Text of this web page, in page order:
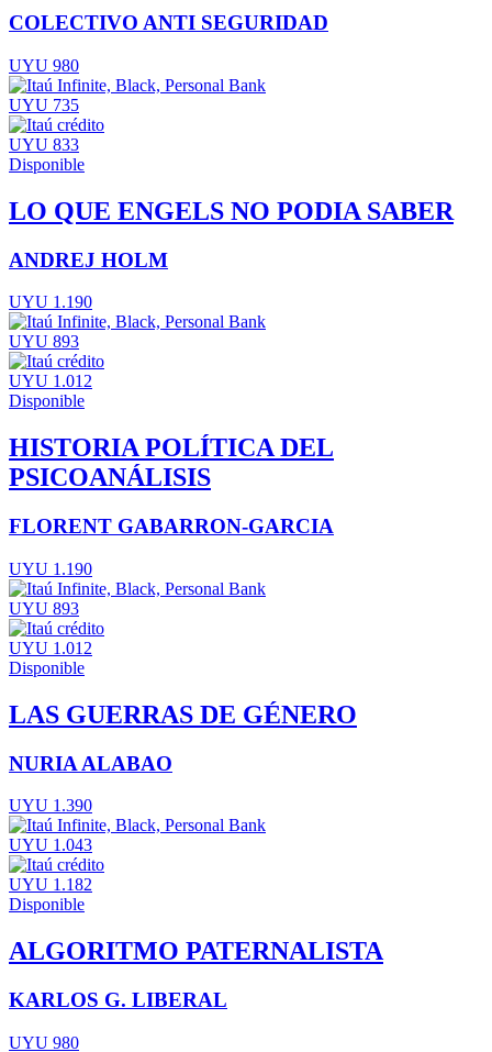
COLECTIVO ANTI SEGURIDAD
UYU 980
UYU 735
UYU 833
Disponible
LO QUE ENGELS NO PODIA SABER
ANDREJ HOLM
UYU 1.190
UYU 893
UYU 1.012
Disponible
HISTORIA POLÍTICA DEL
PSICOANÁLISIS
FLORENT GABARRON-GARCIA
UYU 1.190
UYU 893
UYU 1.012
Disponible
LAS GUERRAS DE GÉNERO
NURIA ALABAO
UYU 1.390
UYU 1.043
UYU 1.182
Disponible
ALGORITMO PATERNALISTA
KARLOS G. LIBERAL
UYU 980